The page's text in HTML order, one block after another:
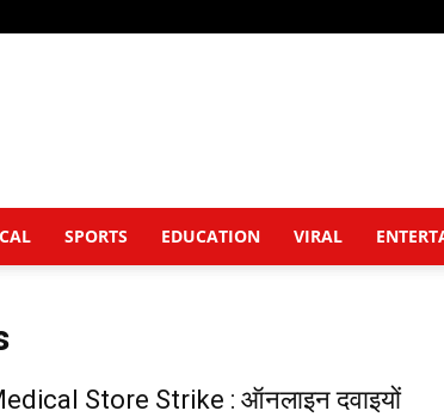
SPORTS EDUCATION VIRAL
Store Strike : ऑनलाइन दवाइयों